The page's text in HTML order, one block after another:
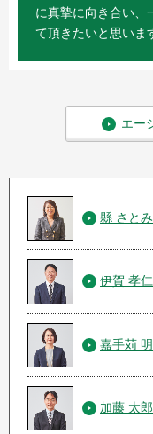
に真摯に向き合い、
て頂きたいと思いま
エー
縣 さとみ
伊賀 孝仁
嘉手苅
加藤 太郎